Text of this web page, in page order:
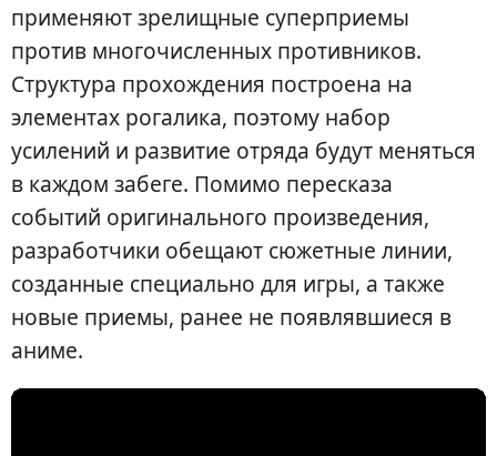
применяют зрелищные суперприемы
против многочисленных противников.
Структура прохождения построена на
элементах рогалика, поэтому набор
усилений и развитие отряда будут меняться
в каждом забеге. Помимо пересказа
событий оригинального произведения,
разработчики обещают сюжетные линии,
созданные специально для игры, а также
новые приемы, ранее не появлявшиеся в
аниме.